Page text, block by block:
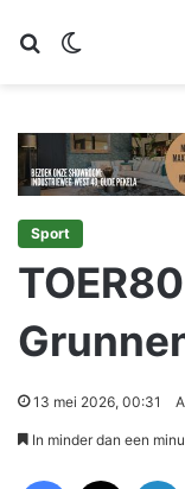
Zoeken
Sport
13 mei 2026, 00:31
In minder dan een